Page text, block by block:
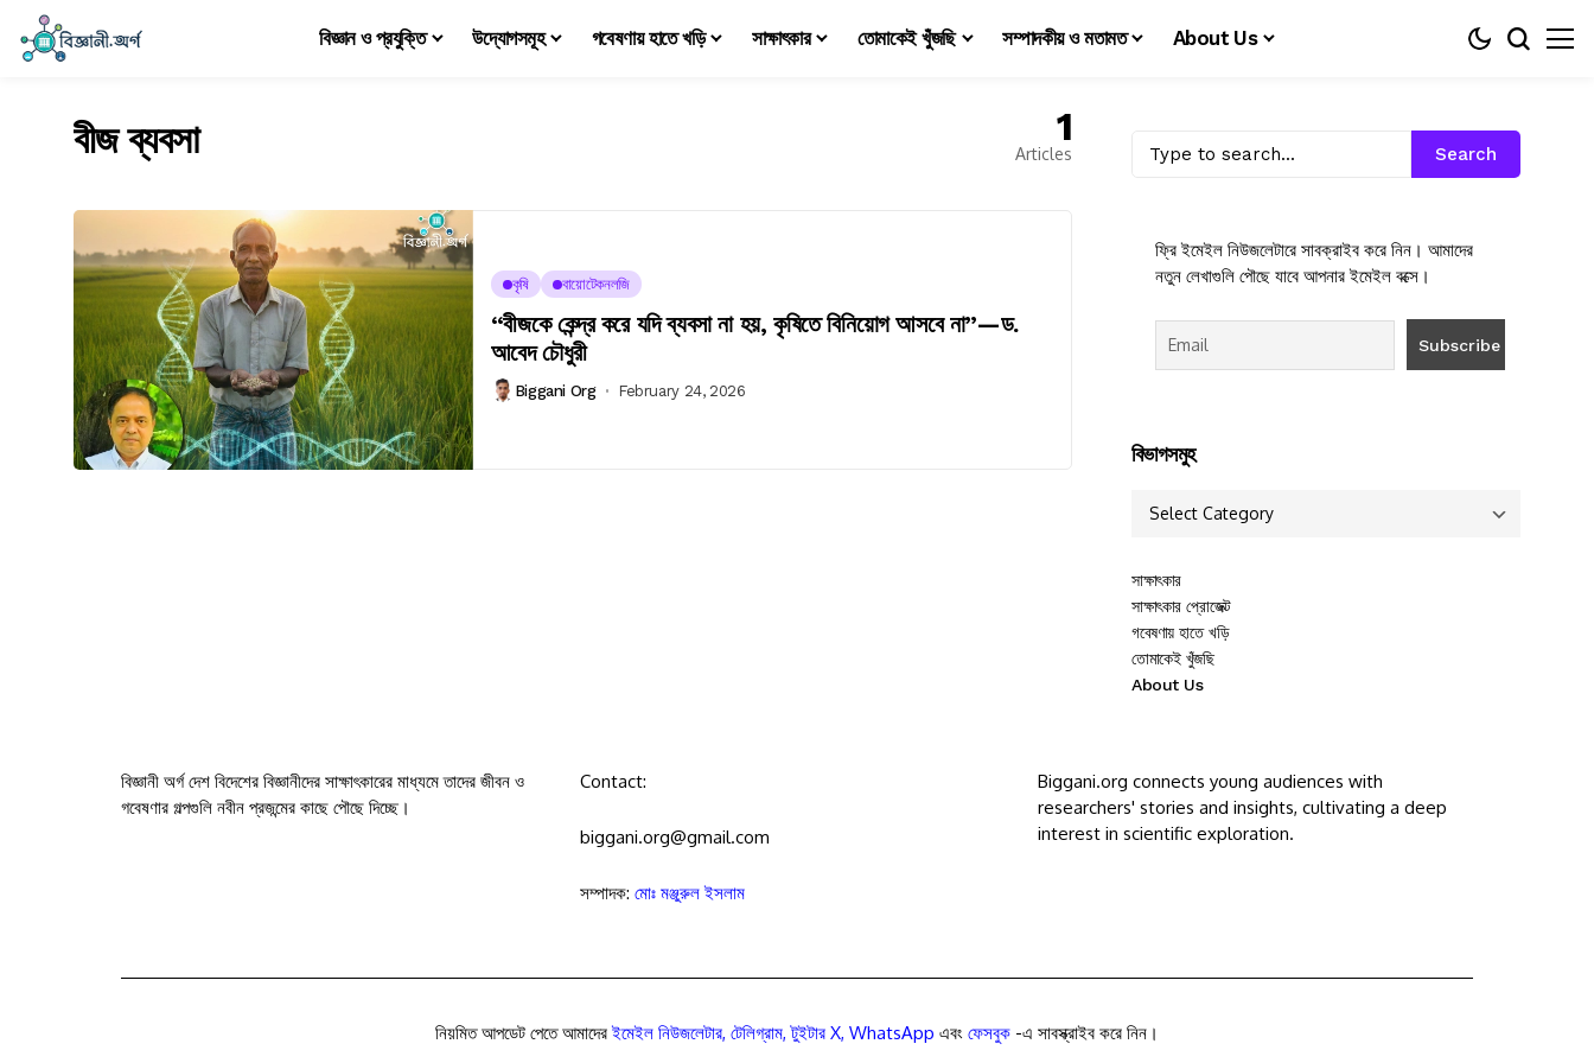
বিজ্ঞান ও প্রযুক্তি উদ্যোগসমূহ গবেষণায় হাতে খড়ি সাক্ষাৎকার তোমাকেই খুঁজছি সম্পাদকীয় ও মতামত About Us
বীজ ব্যবসা 1
Articles
কৃষি বায়োটেকনলজি
“বীজকে কেন্দ্র করে যদি ব্যবসা না হয়, কৃষিতে বিনিয়োগ আসবে না”—ড.
আবেদ চৌধুরী
Biggani Org February 24, 2026
Search
ফ্রি ইমেইল নিউজলেটারে সাবক্রাইব করে নিন। আমাদের
নতুন লেখাগুলি পৌছে যাবে আপনার ইমেইল বক্সে।
বিভাগসমুহ
সাক্ষাৎকার
সাক্ষাৎকার প্রোজেক্ট
গবেষণায় হাতে খড়ি
তোমাকেই খুঁজছি
About Us
বিজ্ঞানী অর্গ দেশ বিদেশের বিজ্ঞানীদের সাক্ষাৎকারের মাধ্যমে তাদের জীবন ও
গবেষণার গল্পগুলি নবীন প্রজন্মের কাছে পৌছে দিচ্ছে।
Contact:
biggani.org@gmail.com
সম্পাদক: মোঃ মঞ্জুরুল ইসলাম
Biggani.org connects young audiences with
researchers' stories and insights, cultivating a deep
interest in scientific exploration.
নিয়মিত আপডেট পেতে আমাদেরইমেইল নিউজলেটার, টেলিগ্রাম,টুইটার X, WhatsApp এবং ফেসবুক -এ সাবস্ক্রাইব করে নিন।